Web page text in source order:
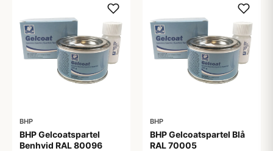
BHP
BHP Gelcoatspartel
Benhvid RAL 80096
BHP
BHP Gelcoatspartel Blå
RAL 70005